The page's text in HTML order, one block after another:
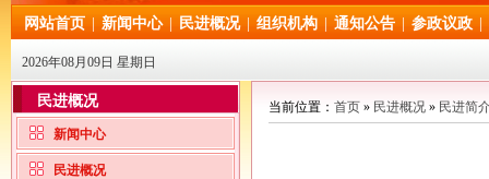
网站首页 新闻中心 民进概况 组织机构 通知公告 参政议政
2026年08月09日 星期日
民进概况
新闻中心
民进概况
当前位置： 首页 » 民进概况 » 民进简